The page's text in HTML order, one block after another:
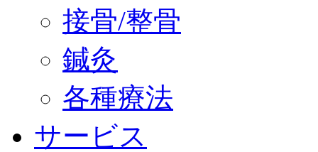
接骨/整骨
鍼灸
各種療法
サービス